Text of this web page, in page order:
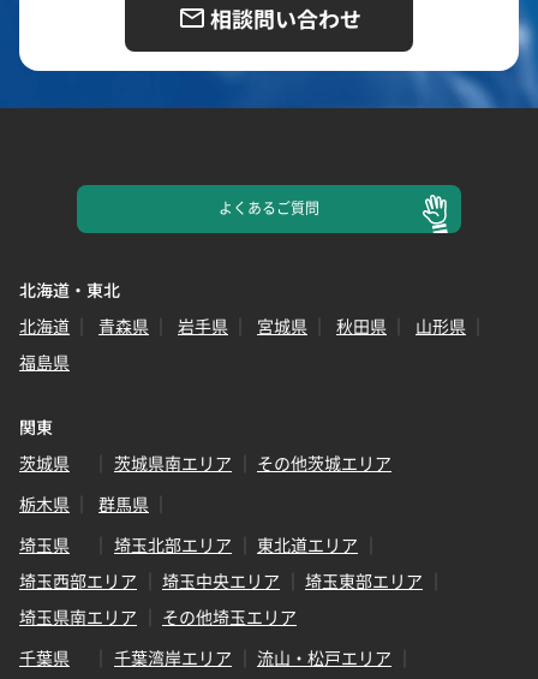
相談問い合わせ
よくあるご質問
北海道・東北
北海道
青森県 岩手県 宮城県 秋田県
山形県
福島県
関東
茨城県
茨城県南エリア
その他茨城エリア
栃木県
群馬県
埼玉県
埼玉北部エリア
東北道エリア
埼玉西部エリア
埼玉中央エリア
埼玉東部エリア
埼玉県南エリア
その他埼玉エリア
千葉県
千葉湾岸エリア
流山・松戸エリア